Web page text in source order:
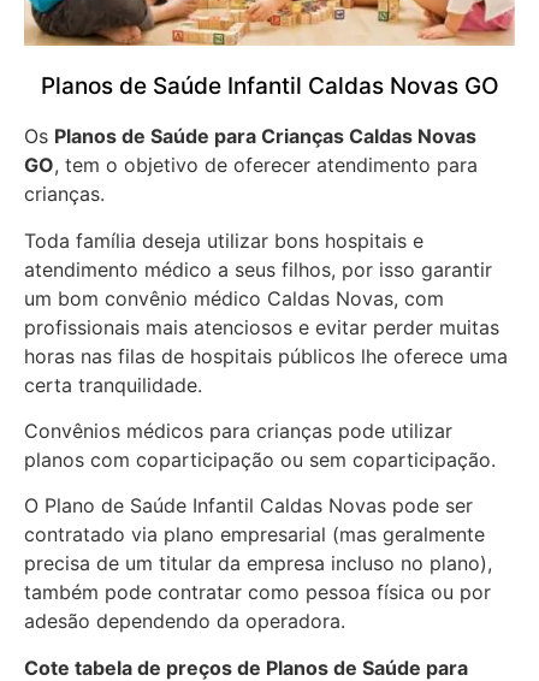
Planos de Saúde Infantil Caldas Novas GO
Os Planos de Saúde para Crianças Caldas Novas
GO, tem o objetivo de oferecer atendimento para
crianças.
Toda família deseja utilizar bons hospitais e
atendimento médico a seus filhos, por isso garantir
um bom convênio médico Caldas Novas, com
profissionais mais atenciosos e evitar perder muitas
horas nas filas de hospitais públicos lhe oferece uma
certa tranquilidade.
Convênios médicos para crianças pode utilizar
planos com coparticipação ou sem coparticipação.
O Plano de Saúde Infantil Caldas Novas pode ser
contratado via plano empresarial (mas geralmente
precisa de um titular da empresa incluso no plano),
também pode contratar como pessoa física ou por
adesão dependendo da operadora.
Cote tabela de preços de Planos de Saúde para